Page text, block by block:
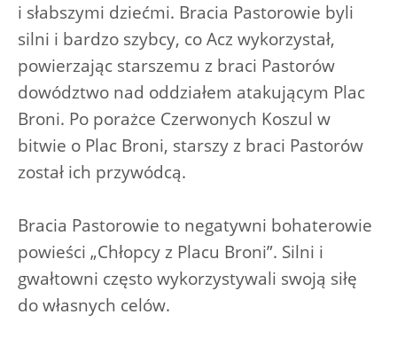
i słabszymi dziećmi. Bracia Pastorowie byli
silni i bardzo szybcy, co Acz wykorzystał,
powierzając starszemu z braci Pastorów
dowództwo nad oddziałem atakującym Plac
Broni. Po porażce Czerwonych Koszul w
bitwie o Plac Broni, starszy z braci Pastorów
został ich przywódcą.
Bracia Pastorowie to negatywni bohaterowie
powieści „Chłopcy z Placu Broni”. Silni i
gwałtowni często wykorzystywali swoją siłę
do własnych celów.